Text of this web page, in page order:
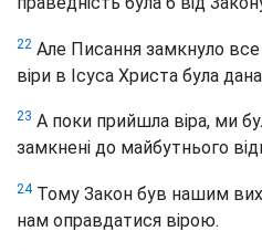
22 Але Писання замкнуло все
віри в Ісуса Христа була
23 А поки прийшла віра, ми
замкнені до майбутнього
24Тому Закон був нашим
нам оправдатися вірою.